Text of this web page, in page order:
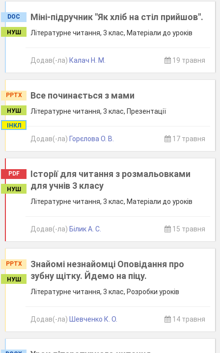
DOC
НУШ
Міні-підручник "Як хліб на стіл прийшов".
Літературне читання, 3 клас, Матеріали до уроків
Додав(-ла) Калач Н. М. 19 травня
PPTX
НУШ
ІНКЛ
Все починається з мами
Літературне читання, 3 клас, Презентації
Додав(-ла) Горєлова О. В. 17 травня
PDF
НУШ
Історії для читання з розмальовками
для учнів 3 класу
Літературне читання, 3 клас, Матеріали до уроків
Додав(-ла) Білик А. С. 15 травня
PPTX
НУШ
Знайомі незнайомці Оповідання про
зубну щітку. Йдемо на піцу.
Літературне читання, 3 клас, Розробки уроків
Додав(-ла) Шевченко К. О. 14 травня